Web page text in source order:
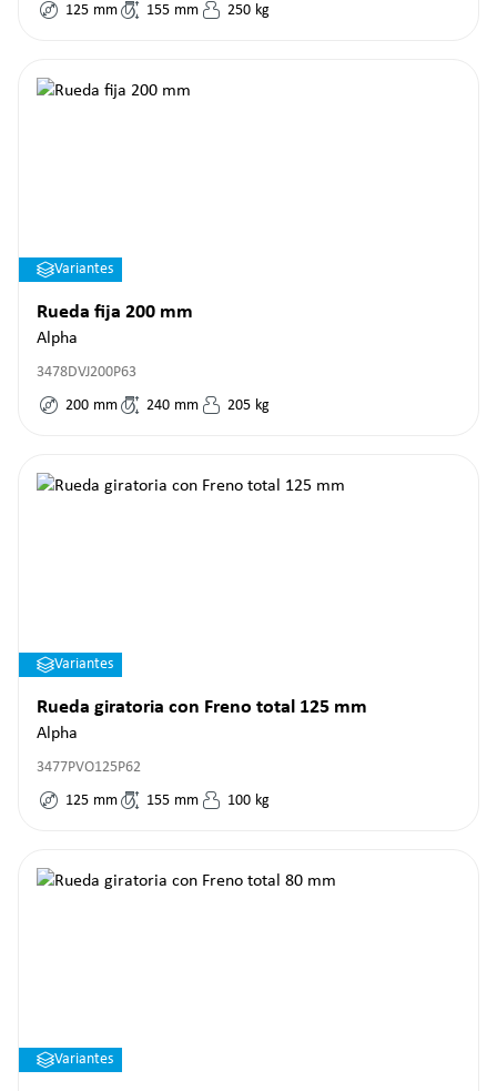
125 mm 155 mm 250 kg
Variantes
Rueda fija 200 mm
Alpha
3478DVJ200P63
200 mm 240 mm 205 kg
Variantes
Rueda giratoria con Freno total 125 mm
Alpha
3477PVO125P62
125 mm 155 mm 100 kg
Variantes